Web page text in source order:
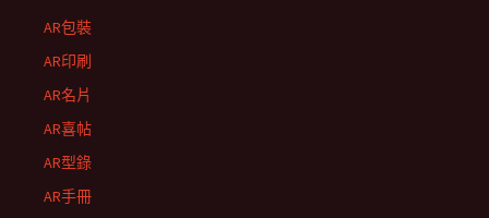
AR包裝
AR印刷
AR名片
AR喜帖
AR型錄
AR手冊